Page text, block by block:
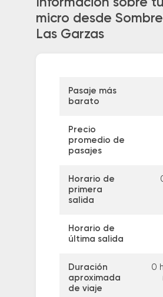
Información sobre
micro desde
Las Garzas
Pasaje más
barato
Precio
promedio de
pasajes
Horario de
primera
salida
Horario de
última salida
Duración
aproximada
de viaje
0